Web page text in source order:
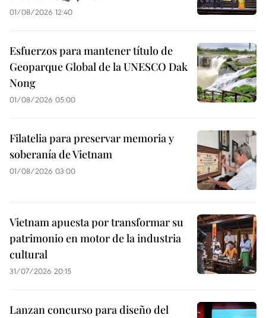
01/08/2026 12:40
Esfuerzos para mantener título de
Geoparque Global de la UNESCO Dak
Nong
01/08/2026 05:00
Filatelia para preservar memoria y
soberanía de Vietnam
01/08/2026 03:00
Vietnam apuesta por transformar su
patrimonio en motor de la industria
cultural
31/07/2026 20:15
Lanzan concurso para diseño del